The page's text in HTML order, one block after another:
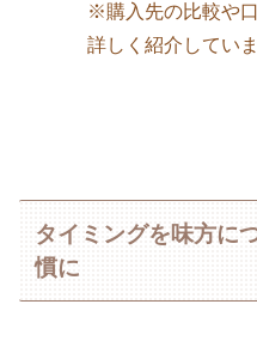
※購入先の比較や口
詳しく紹介していま
タイミングを味方に
慣に